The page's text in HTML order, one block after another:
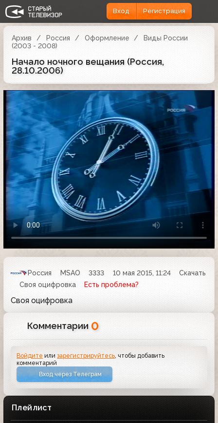
Вход Регистрация
Архив Россия Оформление
Виды России
(2003 - 2008)
Начало ночного вещания (Россия,
28.10.2006)
Россия MSAO 3333 10 мая 2015, 11:24
Скачать
Своя оцифровка
Есть проблема?
Своя оцифровка
Комментарии 0
Войдите илизарегистрируйтесь, чтобы добавить
комментарий
Вход через Телеграм
Плейлист